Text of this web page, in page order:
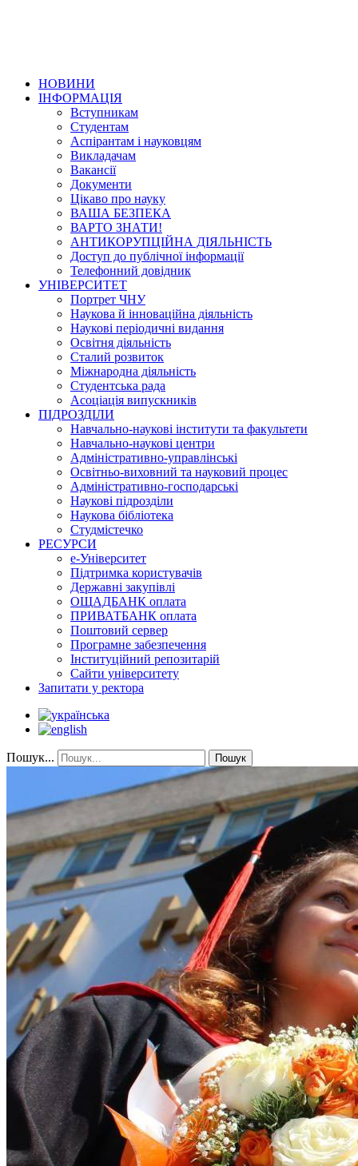
НОВИНИ
ІНФОРМАЦІЯ
Вступникам
Студентам
Аспірантам і науковцям
Викладачам
Вакансії
Документи
Цікаво про науку
ВАША БЕЗПЕКА
ВАРТО ЗНАТИ!
АНТИКОРУПЦІЙНА ДІЯЛЬНІСТЬ
Доступ до публічної інформації
Телефонний довідник
УНІВЕРСИТЕТ
Портрет ЧНУ
Наукова й інноваційна діяльність
Наукові періодичні видання
Освітня діяльність
Сталий розвиток
Міжнародна діяльність
Студентська рада
Асоціація випускників
ПІДРОЗДІЛИ
Навчально-наукові інститути та факультети
Навчально-наукові центри
Адміністративно-управлінські
Освітньо-виховний та науковий процес
Адміністративно-господарські
Наукові підрозділи
Наукова бібліотека
Студмістечко
РЕСУРСИ
е-Університет
Підтримка користувачів
Державні закупівлі
ОЩАДБАНК оплата
ПРИВАТБАНК оплата
Поштовий сервер
Програмне забезпечення
Інституційний репозитарій
Сайти університету
Запитати у ректора
Пошук... Пошук